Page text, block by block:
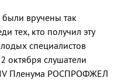
вручены так
тех, кто получил эту
специалистов
октября слушатели
IV Пленума РОСПРОФЖЕЛ